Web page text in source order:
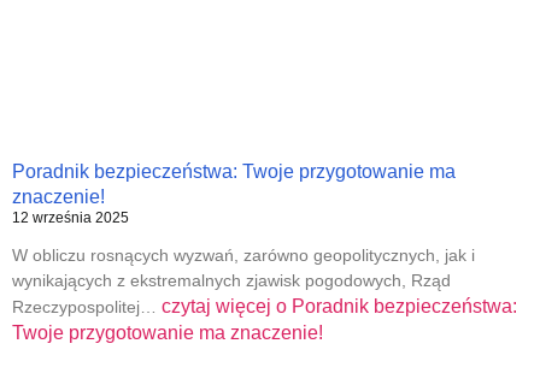
Poradnik bezpieczeństwa: Twoje przygotowanie ma
znaczenie!
12 września 2025
W obliczu rosnących wyzwań, zarówno geopolitycznych, jak i
wynikających z ekstremalnych zjawisk pogodowych, Rząd
Rzeczypospolitej… czytaj więcej o Poradnik bezpieczeństwa:
Twoje przygotowanie ma znaczenie!